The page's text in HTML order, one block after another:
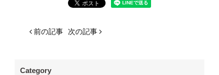
前の記事 次の記事
Category